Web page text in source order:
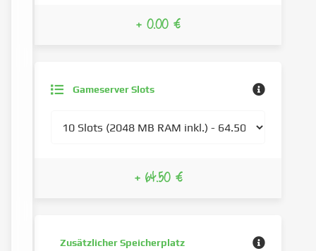
Gameserver Slots
+ 64.50 €
+ 0.00 €
Zusätzlicher Speicherplatz